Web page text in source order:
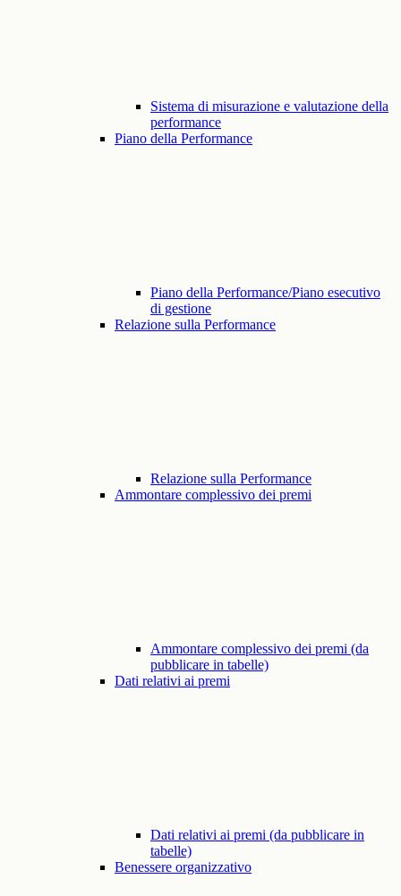
Sistema di misurazione e valutazione della
performance
Piano della Performance
Piano della Performance/Piano esecutivo
di gestione
Relazione sulla Performance
Relazione sulla Performance
Ammontare complessivo dei premi
Ammontare complessivo dei premi (da
pubblicare in tabelle)
Dati relativi ai premi
Dati relativi ai premi (da pubblicare in
tabelle)
Benessere organizzativo